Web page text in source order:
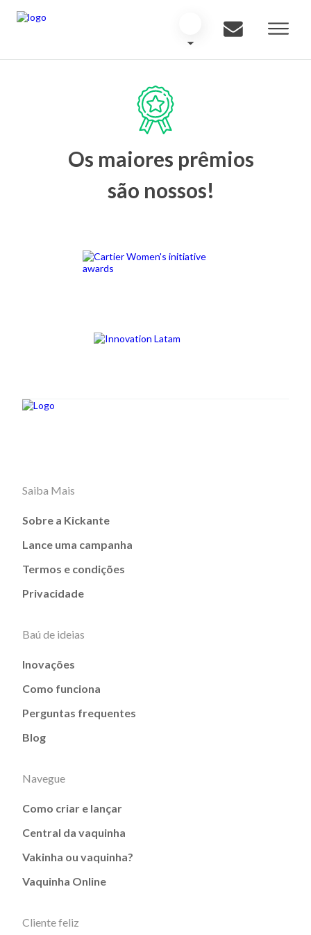
Os maiores prêmios
são nossos!
Saiba Mais
Sobre a Kickante
Lance uma campanha
Termos e condições
Privacidade
Baú de ideias
Inovações
Como funciona
Perguntas frequentes
Blog
Navegue
Como criar e lançar
Central da vaquinha
Vakinha ou vaquinha?
Vaquinha Online
Cliente feliz